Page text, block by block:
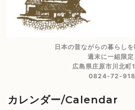
日本の昔ながらの暮らしを
週末に一組限定
広島県庄原市川北
0824-72-
カレンダー/Calendar